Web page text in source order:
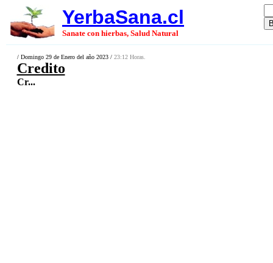
YerbaSana.cl
Sanate con hierbas, Salud Natural
/ Domingo 29 de Enero del año 2023 / 23:12 Horas.
Credito
Cr...